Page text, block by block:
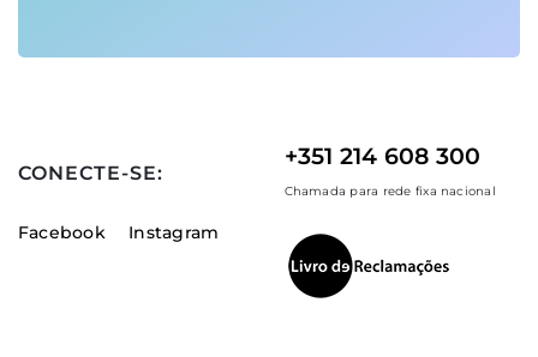
CONECTE-SE:
Facebook Instagram
+351 214 608 300
Chamada para rede fixa nacional